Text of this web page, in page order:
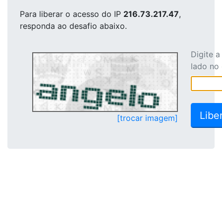
Para liberar o acesso do IP 216.73.217.47,
responda ao desafio abaixo.
[trocar imagem]
Digite
lado no